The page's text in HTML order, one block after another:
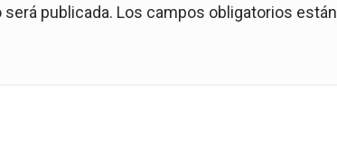
publicada. Los campos obligatorios están